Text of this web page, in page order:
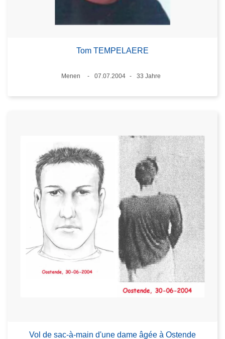
Tom TEMPELAERE
Standort
Menen
07.07.2004
33 Jahre
Vol de sac-à-main d'une dame âgée à Ostende